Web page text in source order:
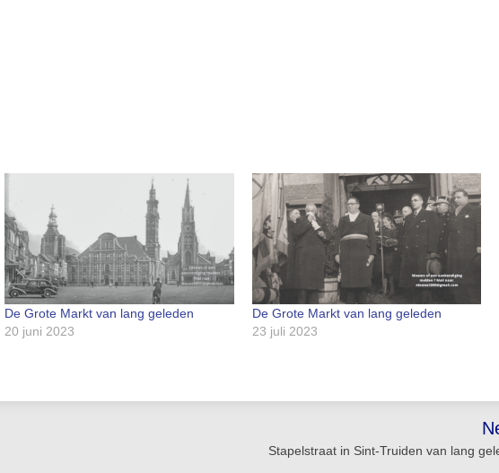
De Grote Markt van lang geleden
20 juni 2023
De Grote Markt van lang geleden
23 juli 2023
Stapelstraat in Sint-Truiden van lang